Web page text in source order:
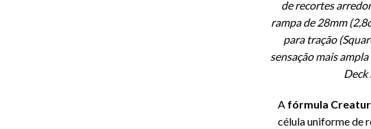
de recortes
rampa de 28mm
para tração
sensação mais
Deck
A fórmula
célula uniforme de